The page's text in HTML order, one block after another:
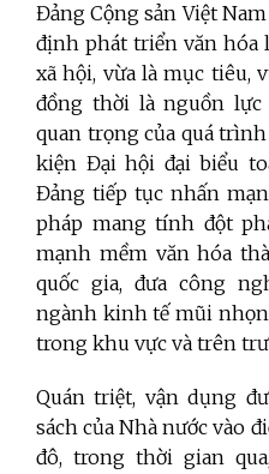
Đảng Cộng sản Việt
định phát triển văn hóa
xã hội, vừa là mục tiêu,
đồng thời là nguồn
quan trọng của quá
kiện Đại hội đại biểu
Đảng tiếp tục nhấn
pháp mang tính đột
mạnh mềm văn hóa
quốc gia, đưa công
ngành kinh tế mũi
trong khu vực và trên
Quán triệt, vận dụng
sách của Nhà nước vào
đô, trong thời gian